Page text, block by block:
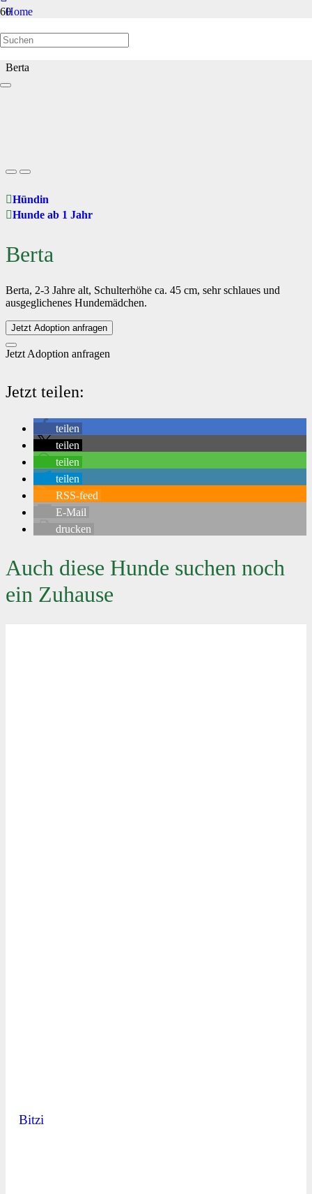
Home
Hunde ab 1 Jahr
Berta
Hündin
Hunde ab 1 Jahr
Berta
Berta, 2-3 Jahre alt, Schulterhöhe ca. 45 cm, sehr schlaues und
ausgeglichenes Hundemädchen.
Jetzt Adoption anfragen
Jetzt Adoption anfragen
Jetzt teilen:
teilen
teilen
teilen
teilen
RSS-feed
E-Mail
drucken
Auch diese Hunde suchen noch
ein Zuhause
Bitzi